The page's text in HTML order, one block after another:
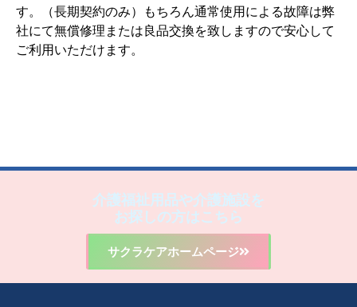
す。（長期契約のみ）もちろん通常使用による故障は弊
社にて無償修理または良品交換を致しますので安心して
ご利用いただけます。
介護福祉用品や介護施設を
お探しの方はこちら
サクラケアホームページ